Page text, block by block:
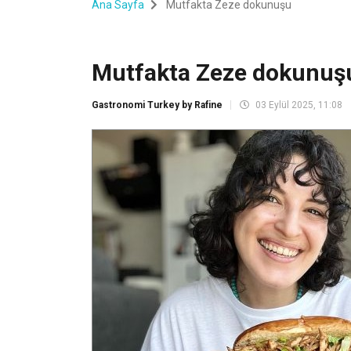
Ana Sayfa Mutfakta Zeze dokunuşu
Mutfakta Zeze
Gastronomi Turkey by Rafine 03 Eylül 2025, 11:08